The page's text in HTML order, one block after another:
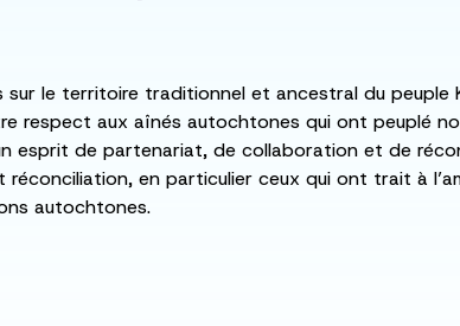
le territoire traditionnel et ancestral du
respect aux aînés autochtones qui ont peuplé
esprit de partenariat, de collaboration et de
réconciliation, en particulier ceux qui ont trait à
autochtones.